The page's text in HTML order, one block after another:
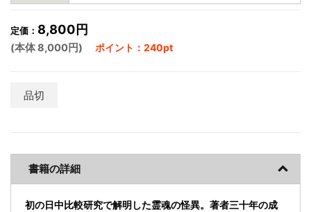
定価： 8,800円
(本体 8,000円) ポイント：240pt
品切
書籍の詳細
初の日中比較研究で解明した霊魂の怪異。著者三十年の成